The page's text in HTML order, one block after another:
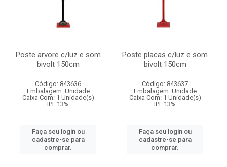
Poste arvore c/luz e som
bivolt 150cm
Código: 843636
Embalagem: Unidade
Caixa Com: 1 Unidade(s)
IPI: 13%
Faça seu login ou
cadastre-se para
comprar.
Poste placas c/luz e som
bivolt 150cm
Código: 843637
Embalagem: Unidade
Caixa Com: 1 Unidade(s)
IPI: 13%
Faça seu login ou
cadastre-se para
comprar.